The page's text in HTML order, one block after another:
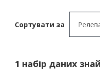
Сортувати за
1 набір даних